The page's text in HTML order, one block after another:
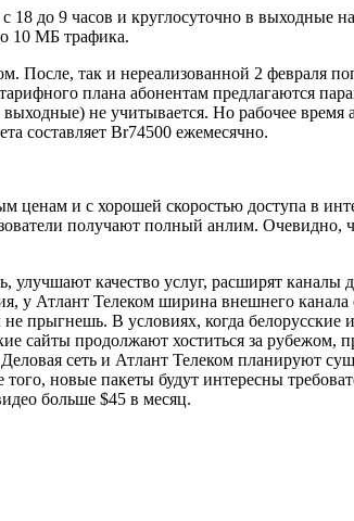
до 9 часов и круглосуточно в выходные на
10 МБ трафика.
После, так и нереализованной 2 февраля
плана абонентам предлагаются
не учитывается. Но рабочее время
составляет Br74500 ежемесячно.
ценам и с хорошей скоростью доступа в
получают полный анлим. Очевидно,
качество услуг, расширят каналы
у Атлант Телеком ширина внешнего канала
прыгнешь. В условиях, когда белорусские
сайты продолжают хоститься за рубежом,
сеть и Атлант Телеком планируют
новые пакеты будут интересны
больше $45 в месяц.